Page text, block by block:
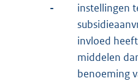
-
instellingen
invloed
middelen
benoeming